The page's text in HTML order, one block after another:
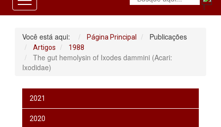
Você está aqui: Página Principal Publicações
Artigos 1988
The gut hemolysin of Ixodes dammini (Acari:
Ixodidae)
2021
2020